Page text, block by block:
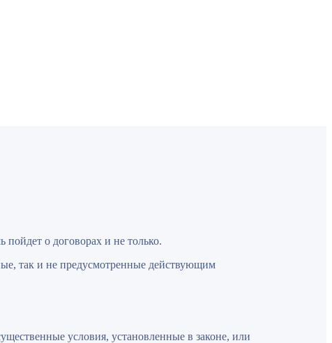
пойдет о договорах и не только.
так и не предусмотренные действующим
условия, установленные в законе, или